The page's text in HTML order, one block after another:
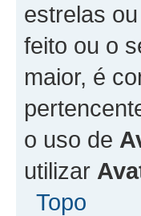
estrelas
feito ou o
maior, é
o uso de
utilizar
Topo